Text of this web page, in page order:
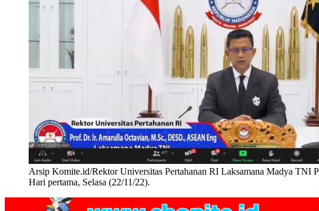
Arsip Komite.id/Rektor Universitas Pertahanan RI Laksamana Madya
Hari pertama, Selasa (22/11/22).